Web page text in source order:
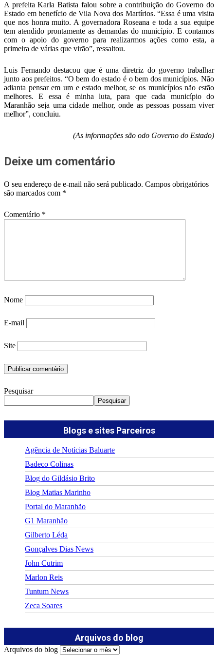
A prefeita Karla Batista falou sobre a contribuição do Governo do
Estado em benefício de Vila Nova dos Martírios. “Essa é uma visita
que nos honra muito. A governadora Roseana e toda a sua equipe
tem atendido prontamente as demandas do município. E contamos
com o apoio do governo para realizarmos ações como esta, a
primeira de várias que virão”, ressaltou.
Luis Fernando destacou que é uma diretriz do governo trabalhar
junto aos prefeitos. “O bem do estado é o bem dos municípios. Não
adianta pensar em um e estado melhor, se os municípios não estão
melhores. E essa é minha luta, para que cada município do
Maranhão seja uma cidade melhor, onde as pessoas possam viver
melhor”, concluiu.
(As informações são odo Governo do Estado)
Deixe um comentário
O seu endereço de e-mail não será publicado. Campos obrigatórios
são marcados com *
Comentário *
Nome
E-mail
Site
Pesquisar
Pesquisar
Blogs e sites Parceiros
Agência de Notícias Baluarte
Badeco Colinas
Blog do Gildásio Brito
Blog Matias Marinho
Portal do Maranhão
G1 Maranhão
Gilberto Léda
Gonçalves Dias News
John Cutrim
Marlon Reis
Tuntum News
Zeca Soares
Arquivos do blog
Arquivos do blog